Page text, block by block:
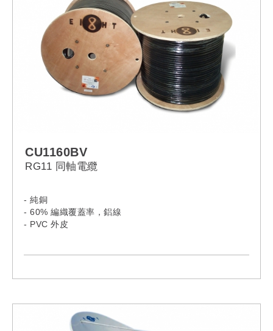
CU1160BV
RG11 同軸電纜
- 純銅
- 60% 編織覆蓋率，鋁線
- PVC 外皮